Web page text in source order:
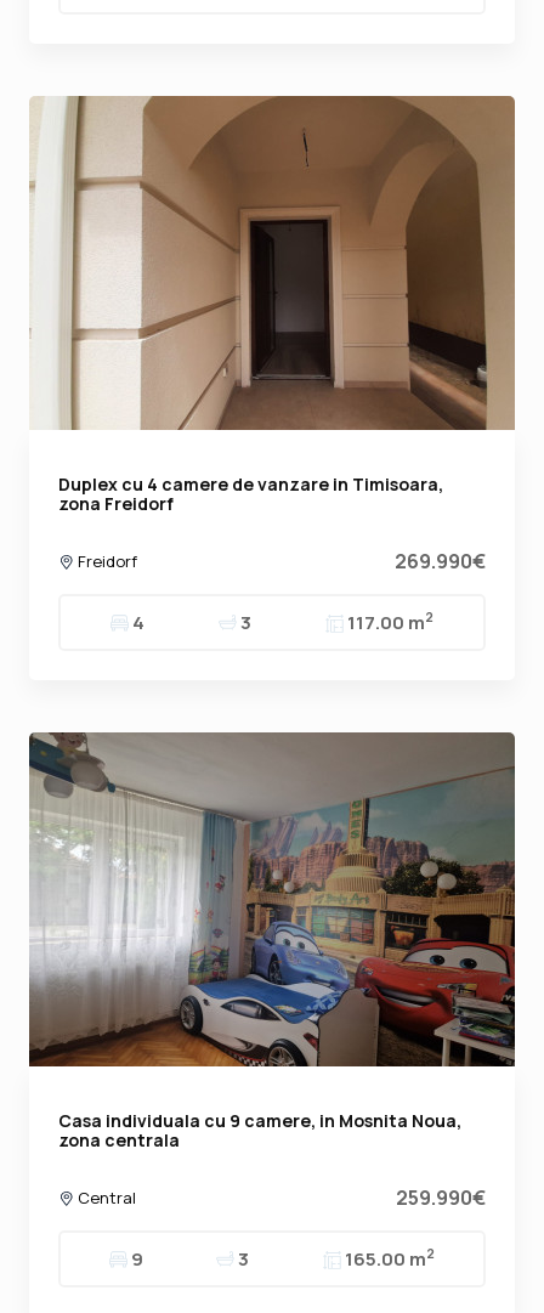
Duplex cu 4 camere de vanzare in Timisoara,
zona Freidorf
Freidorf 269.990€
4 3 117.00 m2
Casa individuala cu 9 camere, in Mosnita Noua,
zona centrala
Central 259.990€
9 3 165.00 m2